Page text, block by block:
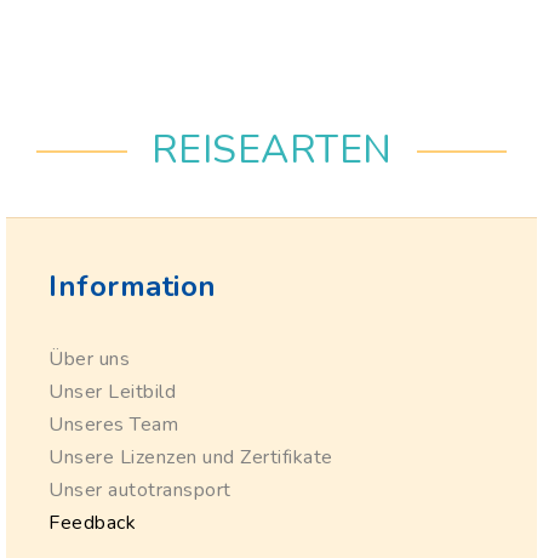
REISEARTEN
Information
Über uns
Unser Leitbild
Unseres Team
Unsere Lizenzen und Zertifikate
Unser autotransport
Feedback